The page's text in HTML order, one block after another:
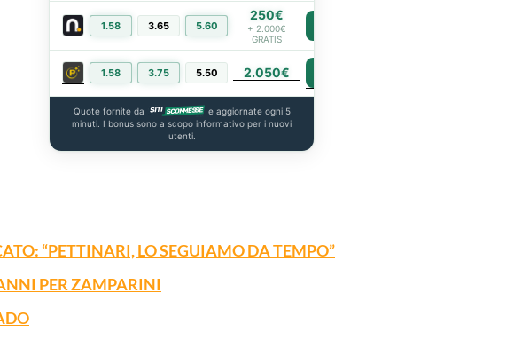
1.58 3.65 5.60
250€
+ 2.000€
GRATIS
1.58 3.75 5.50 2.050€
Quote fornite da
e aggiornate ogni 5
minuti. I bonus sono a scopo informativo per i nuovi
utenti.
“PETTINARI, LO SEGUIAMO DA TEMPO”
PER ZAMPARINI